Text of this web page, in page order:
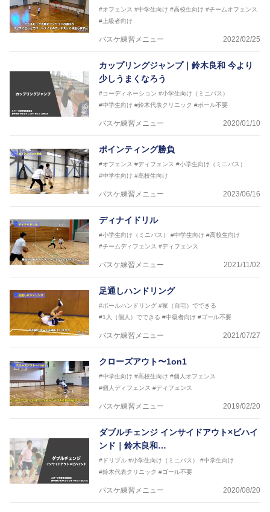
#オフェンス #中学生向け #高校生向け #チームオフェンス
#上級者向け
バスケ練習メニュー 2022/02/25
カップリングジャンプ｜鈴木良和 今より
少しうまくなろう
#コーディネーション #小学生向け（ミニバス）
#中学生向け #鈴木代表クリニック #ボール不要
バスケ練習メニュー 2020/01/10
ポインティング勝負
#オフェンス #ディフェンス #小学生向け（ミニバス）
#中学生向け #高校生向け
バスケ練習メニュー 2023/06/16
ディナイドリル
#小学生向け（ミニバス） #中学生向け #高校生向け
#チームディフェンス #ディフェンス
バスケ練習メニュー 2021/11/02
足通しハンドリング
#ボールハンドリング #家（自宅）でできる
#1人（個人）でできる #中級者向け #ゴール不要
バスケ練習メニュー 2021/07/27
クローズアウト〜1on1
#中学生向け #高校生向け #個人オフェンス
#個人ディフェンス #ディフェンス
バスケ練習メニュー 2019/02/20
ダブルチェンジ インサイドアウト×ビハイ
ンド｜鈴木良和…
#ドリブル #小学生向け（ミニバス）
#中学生向け
#鈴木代表クリニック #ゴール不要
バスケ練習メニュー 2020/08/20